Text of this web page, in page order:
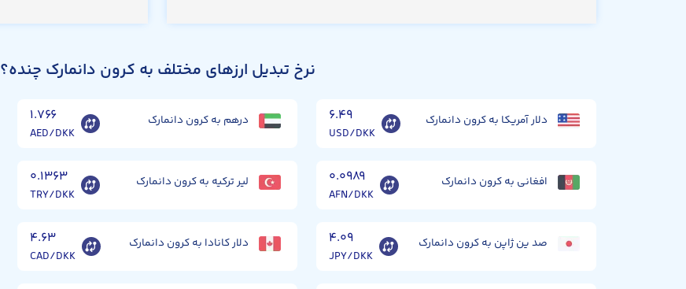
نرخ تبدیل ارزهای مختلف به کرون دانمارک چنده؟
دلار آمریکا به کرون دانمارک ۶.۴۹
USD/DKK
درهم به کرون دانمارک ۱.۷۶۶
AED/DKK
افغانی به کرون دانمارک ۰.۰۹۸۹
AFN/DKK
لیر ترکیه به کرون دانمارک ۰.۱۳۶۳
TRY/DKK
صد ین ژاپن به کرون دانمارک ۴.۰۹
JPY/DKK
دلار کانادا به کرون دانمارک ۴.۶۳
CAD/DKK